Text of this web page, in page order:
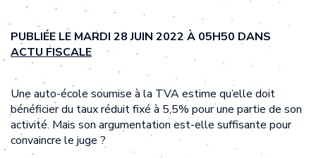
PUBLIÉE LE MARDI 28 JUIN 2022 À 05H50 DANS
ACTU FISCALE
Une auto-école soumise à la TVA estime qu’elle doit
bénéficier du taux réduit fixé à 5,5% pour une partie de son
activité. Mais son argumentation est-elle suffisante pour
convaincre le juge ?